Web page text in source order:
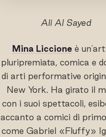
Ali Al Sayed
Mina Liccioneè
pluripremiata, comica e
di arti performative
New York. Ha girato il
con i suoi spettacoli,
accanto a comici di
come Gabriel «Fluffy»